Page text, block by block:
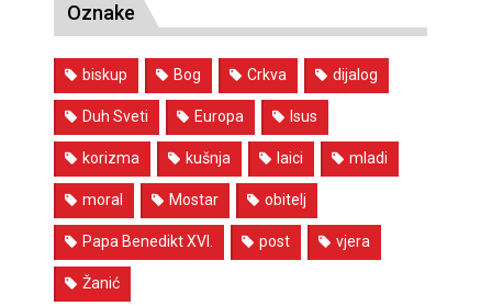
Oznake
biskup Bog Crkva dijalog
Duh Sveti Europa Isus
korizma kušnja laici mladi
moral Mostar obitelj
Papa Benedikt XVI. post vjera
Žanić